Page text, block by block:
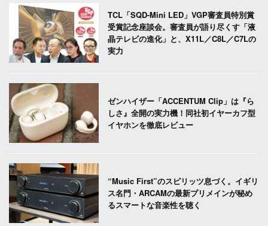
TCL「SQD-Mini LED」VGP審査員特別賞
受賞記念座談会。審査員が語り尽くす「液
晶テレビの進化」と、X11L／C8L／C7Lの
実力
ゼンハイザー「ACCENTUM Clip」は『ら
しさ』全開の実力機！同社初イヤーカフ型
イヤホンを徹底レビュー
“Music First”のスピリッツ息づく。イギリ
ス名門・ARCAMの最新プリメインが秘め
るスマートな音楽性を聴く